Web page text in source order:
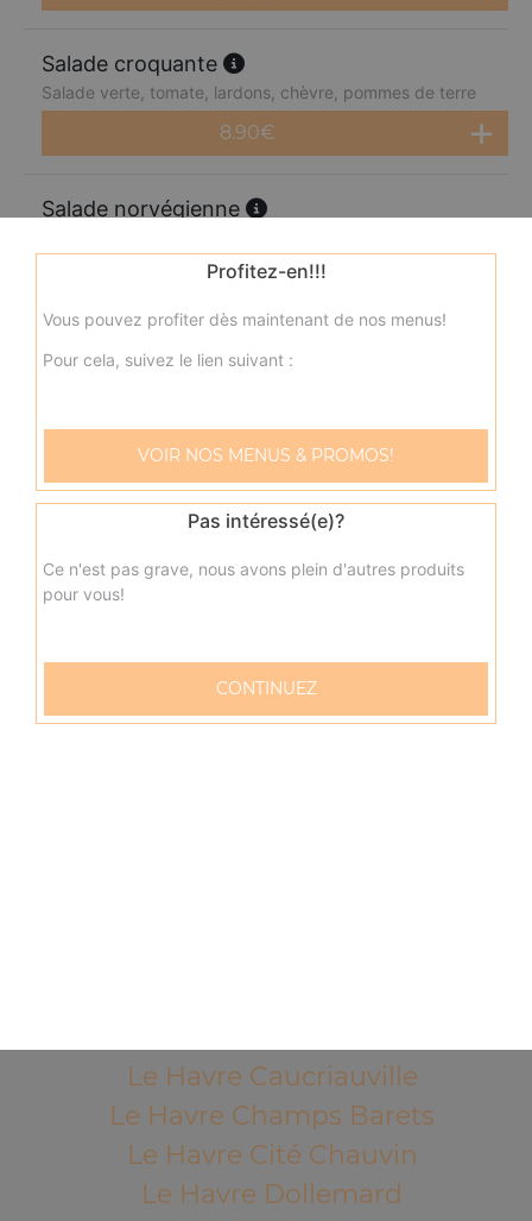
Salade croquante
Salade verte, tomate, lardons, chèvre, pommes de terre
8.90€
Salade norvégienne
8.90€
57 rue Verdun
76600 LE HAVRE
Le Havre Caucriauville
Le Havre Champs Barets
Le Havre Cité Chauvin
Le Havre Dollemard
Profitez-en!!!
Vous pouvez profiter dès maintenant de nos menus!
Pour cela, suivez le lien suivant :
VOIR NOS MENUS & PROMOS!
Pas intéressé(e)?
Ce n'est pas grave, nous avons plein d'autres produits
pour vous!
CONTINUEZ